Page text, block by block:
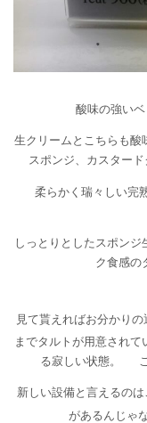
酸味の強いベ
生クリームとこちらも酸
スポンジ、カスター
柔らかく瑞々しい完
しっとりとしたスポン
ク食感の
見て貰えればお分かり
までタルトが用意され
る寂しい状態。
新しい設備と言えるのは
があるんじゃ